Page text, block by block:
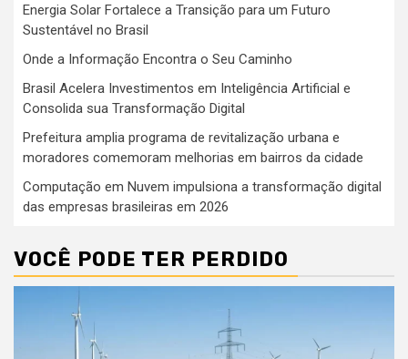
Energia Solar Fortalece a Transição para um Futuro
Sustentável no Brasil
Onde a Informação Encontra o Seu Caminho
Brasil Acelera Investimentos em Inteligência Artificial e
Consolida sua Transformação Digital
Prefeitura amplia programa de revitalização urbana e
moradores comemoram melhorias em bairros da cidade
Computação em Nuvem impulsiona a transformação digital
das empresas brasileiras em 2026
VOCÊ PODE TER PERDIDO